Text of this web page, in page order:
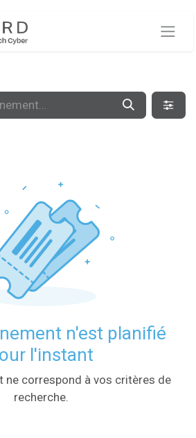
n'est planifié
l'instant
ne correspond à vos critères de
recherche.